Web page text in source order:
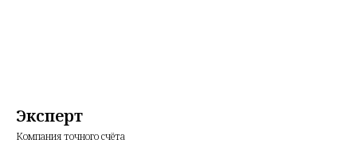
Эксперт
Компания точного счёта